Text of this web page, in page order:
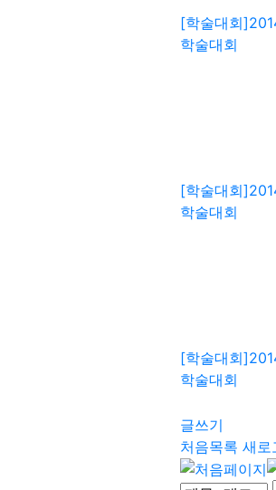
[학술대회]
학술대회
[학술대회]
학술대회
[학술대회]
학술대회
글쓰기
처음목록 새로